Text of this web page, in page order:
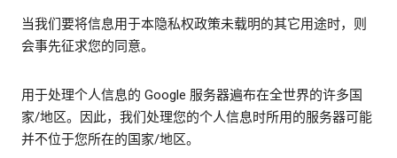
当我们要将信息用于本隐私权政策未载明的其它用途时，则
会事先征求您的同意。
用于处理个人信息的 Google 服务器遍布在全世界的许多国
家/地区。因此，我们处理您的个人信息时所用的服务器可能
并不位于您所在的国家/地区。